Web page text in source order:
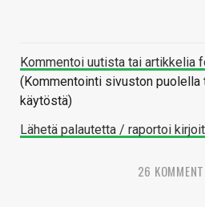
Kommentoi uutista tai artikkelia
(Kommentointi sivuston
käytöstä)
Lähetä palautetta / raportoi
26